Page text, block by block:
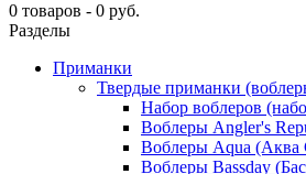
0 товаров - 0 руб.
Разделы
Приманки
Твердые приманки
Набор воблеров
Воблеры Angler's
Воблеры Aqua
Воблеры Bassday